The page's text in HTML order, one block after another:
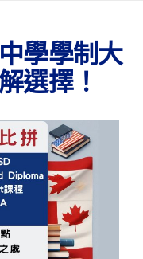
學學制大
選擇！